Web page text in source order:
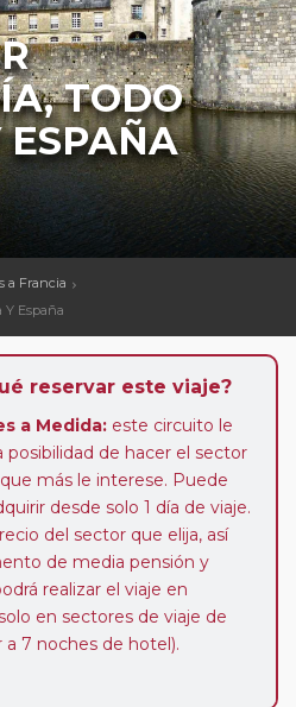
TODO
ESPAÑA
a Francia
España
reservar este viaje?
a Medida: este circuito le
posibilidad de hacer el sector
más le interese. Puede
desde solo 1 día de viaje.
del sector que elija, así
de media pensión y
realizar el viaje en
en sectores de viaje de
a 7 noches de hotel).
una o más paradas en